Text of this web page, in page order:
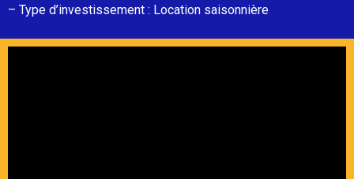
– Type d’investissement : Location saisonnière